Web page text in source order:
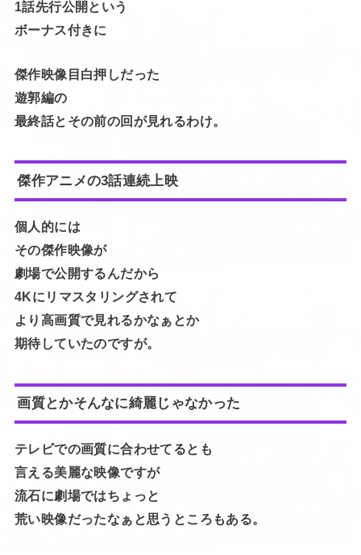
1話先行公開という
ボーナス付きに
傑作映像目白押しだった
遊郭編の
最終話とその前の回が見れるわけ。
傑作アニメの3話連続上映
個人的には
その傑作映像が
劇場で公開するんだから
4Kにリマスタリングされて
より高画質で見れるかなぁとか
期待していたのですが。
画質とかそんなに綺麗じゃなかった
テレビでの画質に合わせてるとも
言える美麗な映像ですが
流石に劇場ではちょっと
荒い映像だったなぁと思うところもある。